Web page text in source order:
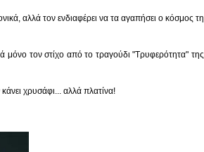
αλλά τον ενδιαφέρει να τα αγαπήσει ο κόσμος τη
μόνο τον στίχο από το τραγούδι "Τρυφερότητα" της
χρυσάφι... αλλά πλατίνα!